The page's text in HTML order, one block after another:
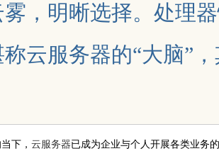
，明晰选择。处理
云服务器的“大脑”
下， 云服务器已成为企业与个人开展各类业务